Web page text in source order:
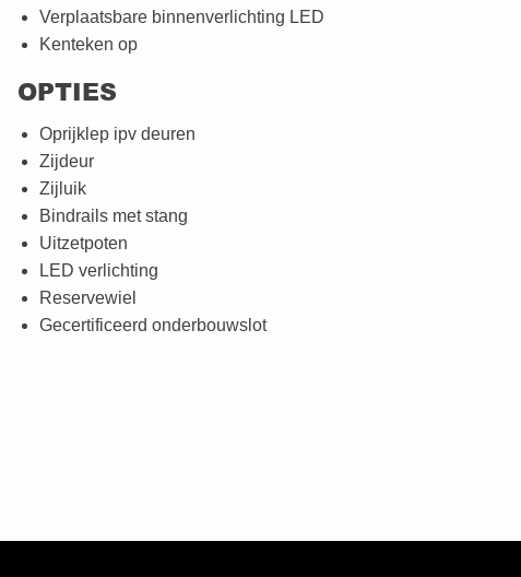
Verplaatsbare binnenverlichting LED
Kenteken op
OPTIES
Oprijklep ipv deuren
Zijdeur
Zijluik
Bindrails met stang
Uitzetpoten
LED verlichting
Reservewiel
Gecertificeerd onderbouwslot